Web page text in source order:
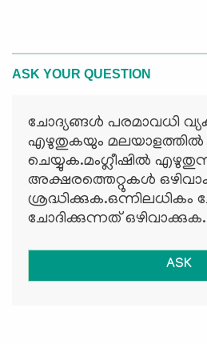
ASK YOUR QUESTION
ചോദ്യങ്ങള്‍ പരമാവധി
എഴുതുകയും മലയാളത്തില്‍
ചെയ്യുക.മംഗ്ലീഷില്‍
അക്ഷരത്തെറ്റുകള്‍
ശ്രദ്ധിക്കുക.ഒന്നിലധികം
ചോദിക്കുന്നത് ഒഴിവാക്കുക.
ASK